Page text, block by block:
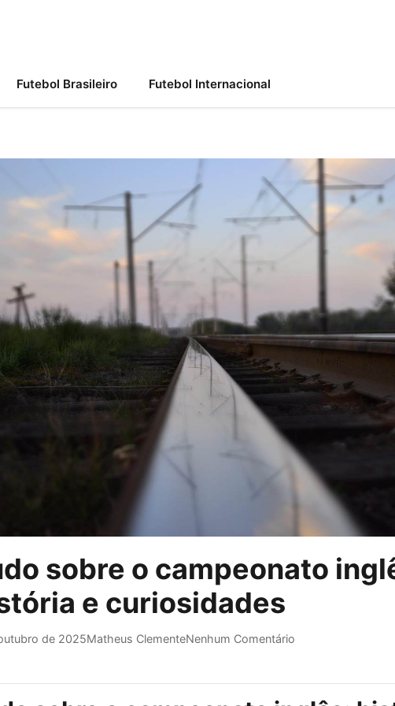
Futebol Brasileiro Futebol Internacional
sobre o campeonato
e curiosidades
de 2025Matheus ClementeNenhum Comentário